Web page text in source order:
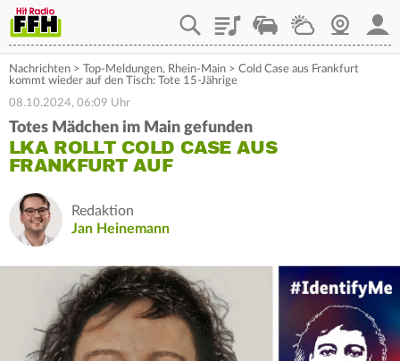
PlaylistStaupilotWetterWebcam
Nachrichten > Top-Meldungen, Rhein-Main > Cold Case aus Frankfurt
kommt wieder auf den Tisch: Tote 15-Jährige
08.10.2024, 06:09 Uhr
Totes Mädchen im Main gefunden
LKA ROLLT COLD CASE AUS
FRANKFURT AUF
Redaktion
Jan Heinemann